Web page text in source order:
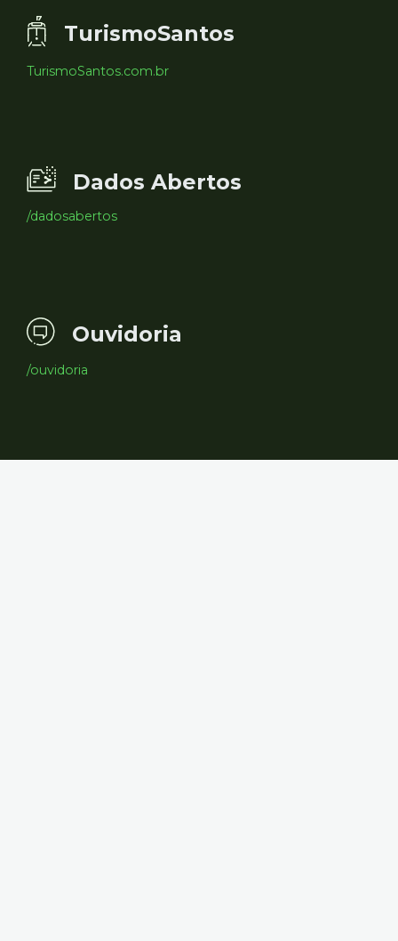
TurismoSantos
TurismoSantos.com.br
Dados Abertos
/dadosabertos
Ouvidoria
/ouvidoria